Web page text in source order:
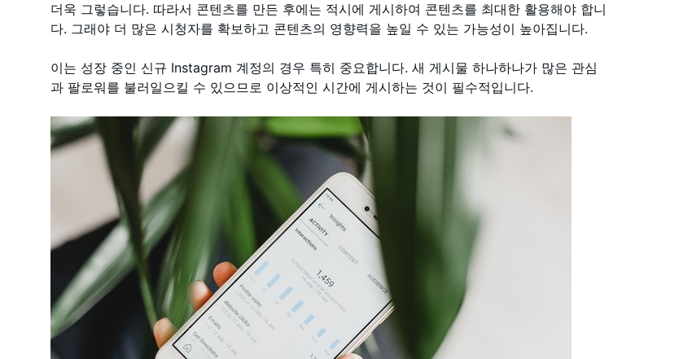
더욱 그렇습니다. 따라서 콘텐츠를 만든 후에는 적시에 게시하여 콘텐츠를 최대한 활용해야 합니
다. 그래야 더 많은 시청자를 확보하고 콘텐츠의 영향력을 높일 수 있는 가능성이 높아집니다.
이는 성장 중인 신규 Instagram 계정의 경우 특히 중요합니다. 새 게시물 하나하나가 많은 관심
과 팔로워를 불러일으킬 수 있으므로 이상적인 시간에 게시하는 것이 필수적입니다.